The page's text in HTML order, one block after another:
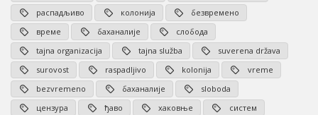
распадљиво
колонија
безвремено
време
баханалије
слобода
tajna organizacija
tajna služba
suverena država
surovost
raspadljivo kolonija
vreme
bezvremeno
баханалије
sloboda
цензура
ђаво хаковње
систем